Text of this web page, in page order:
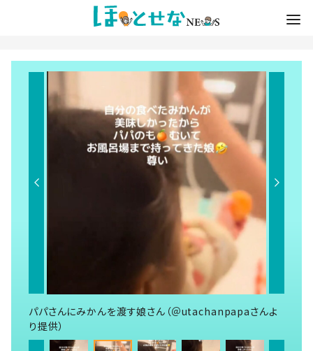
パパさんにみかんを渡す娘さん（＠utachanpapaさんよ
り提供）